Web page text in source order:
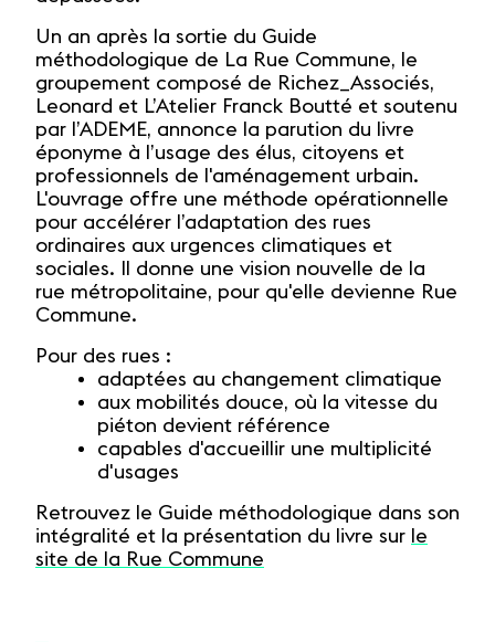
Un an après la sortie du Guide
méthodologique de La Rue Commune, le
groupement composé de Richez_Associés,
Leonard et L’Atelier Franck Boutté et soutenu
par l’ADEME, annonce la parution du livre
éponyme à l’usage des élus, citoyens et
professionnels de l'aménagement urbain.
L'ouvrage offre une méthode opérationnelle
pour accélérer l’adaptation des rues
ordinaires aux urgences climatiques et
sociales. Il donne une vision nouvelle de la
rue métropolitaine, pour qu'elle devienne Rue
Commune.
Pour des rues :
adaptées au changement climatique
aux mobilités douce, où la vitesse du
piéton devient référence
capables d'accueillir une multiplicité
d'usages
Retrouvez le Guide méthodologique dans son
intégralité et la présentation du livre sur le
site de la Rue Commune